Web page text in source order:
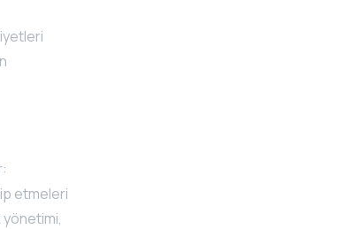
etmeleri
yönetimi,